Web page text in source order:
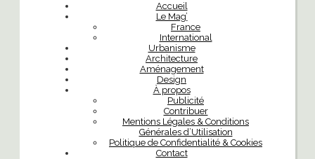
Accueil
Le Mag’
France
International
Urbanisme
Architecture
Aménagement
Design
À propos
Publicité
Contribuer
Mentions Légales & Conditions
Générales d’Utilisation
Politique de Confidentialité & Cookies
Contact